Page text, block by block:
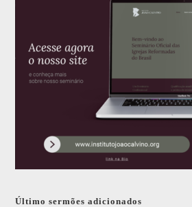
Último sermões adicionados